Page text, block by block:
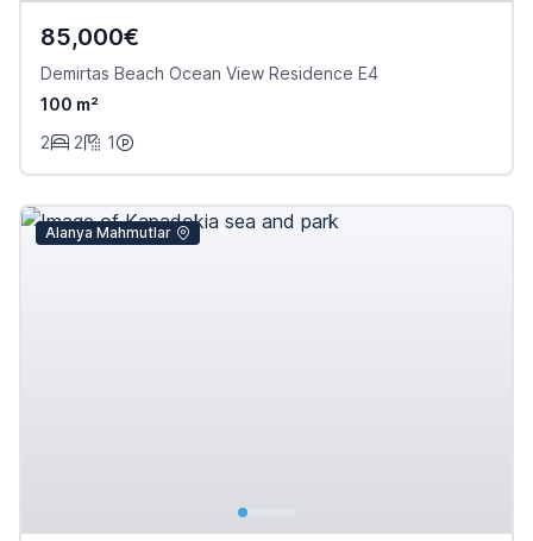
85,000€
Demirtas Beach Ocean View Residence E4
100 m²
2
2 1
Alanya Mahmutlar